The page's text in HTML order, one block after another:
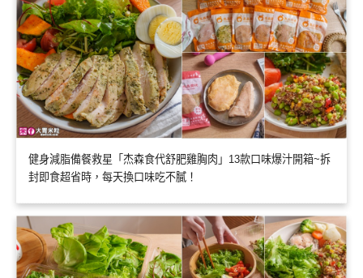
健身減脂備餐救星「杰森食代舒肥雞胸肉」13款口味爆汁開箱~拆
封即食超省時，每天換口味吃不膩！